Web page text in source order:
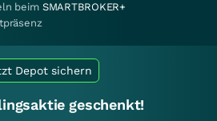
beim SMARTBROKER+
Depot sichern
geschenkt!